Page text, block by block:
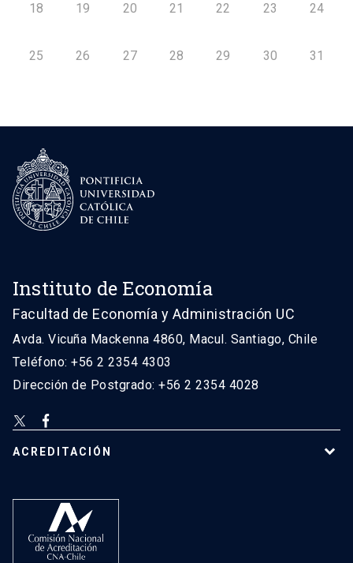
18 19 20 21 22 23 24
25 26 27 28 29 30 31
Instituto de Economía
Facultad de Economía y Administración UC
Avda. Vicuña Mackenna 4860, Macul. Santiago, Chile
Teléfono: +56 2 2354 4303
Dirección de Postgrado: +56 2 2354 4028
ACREDITACIÓN